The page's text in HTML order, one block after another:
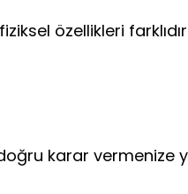
özellikleri
karar vermenize